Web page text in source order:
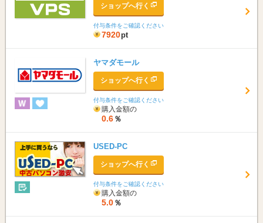
ショップへ行く
付与条件をご確認ください
7920pt
ヤマダモール
ショップへ行く
付与条件をご確認ください
購入金額の
0.6 ％
USED-PC
ショップへ行く
付与条件をご確認ください
購入金額の
5.0 ％